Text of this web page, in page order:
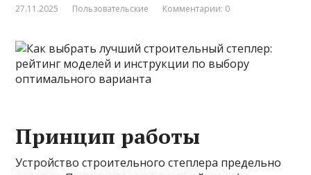
27.11.2025 Пользовательские Комментарии: 0
Принцип работы
Устройство строительного степлера предельно